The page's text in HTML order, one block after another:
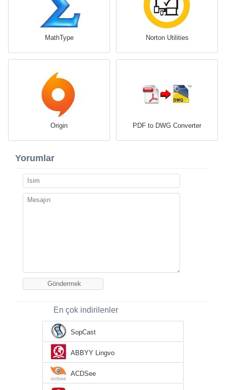
MathType Norton Utilities
Origin PDF to DWG Converter
Yorumlar
En çok indirilenler
SopCast
ABBYY Lingvo
ACDSee